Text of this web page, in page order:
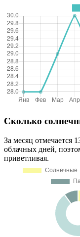
Сколько
За месяц отмечается
облачных дней,
приветливая.